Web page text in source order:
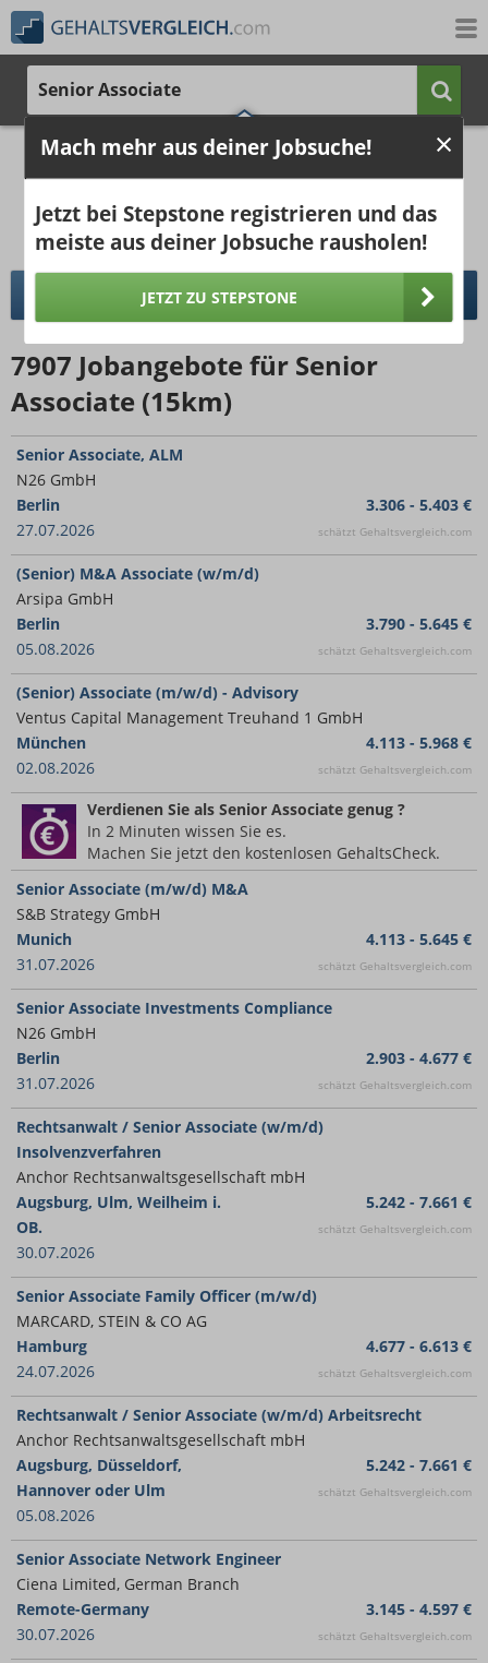
Ergebnisse verbessern -
jetzt Ort hinzufügen!
Ort hinzufügen
Senior Associate
4.846 € 7.933 €
Bruttogehalt bei 40 Wochenstunden.
pro Jahr pro Monat
DETAILLIERTER GEHALTSVERGLEICH
7907 Jobangebotefür Senior
Associate (15km)
Senior Associate, ALM
N26 GmbH
Berlin
27.07.2026
3.306 - 5.403 €
schätzt Gehaltsvergleich.com
(Senior) M&A Associate (w/m/d)
Arsipa GmbH
Berlin
05.08.2026
3.790 - 5.645 €
schätzt Gehaltsvergleich.com
(Senior) Associate (m/w/d) - Advisory
Ventus Capital Management Treuhand 1 GmbH
München
02.08.2026
4.113 - 5.968 €
schätzt Gehaltsvergleich.com
Verdienen Sie als Senior Associate genug ?
In 2 Minuten wissen Sie es.
Machen Sie jetzt den kostenlosen GehaltsCheck.
Senior Associate (m/w/d) M&A
S&B Strategy GmbH
Munich
31.07.2026
4.113 - 5.645 €
schätzt Gehaltsvergleich.com
Senior Associate Investments Compliance
N26 GmbH
Berlin
31.07.2026
2.903 - 4.677 €
schätzt Gehaltsvergleich.com
Rechtsanwalt / Senior Associate (w/m/d)
Insolvenzverfahren
Anchor Rechtsanwaltsgesellschaft mbH
Augsburg, Ulm, Weilheim i.
OB.
30.07.2026
5.242 - 7.661 €
schätzt Gehaltsvergleich.com
Senior Associate Family Officer (m/w/d)
MARCARD, STEIN & CO AG
Hamburg
24.07.2026
4.677 - 6.613 €
schätzt Gehaltsvergleich.com
Rechtsanwalt / Senior Associate (w/m/d) Arbeitsrecht
Anchor Rechtsanwaltsgesellschaft mbH
Augsburg, Düsseldorf,
Hannover oder Ulm
05.08.2026
5.242 - 7.661 €
schätzt Gehaltsvergleich.com
Senior Associate Network Engineer
Ciena Limited, German Branch
Remote-Germany
30.07.2026
3.145 - 4.597 €
schätzt Gehaltsvergleich.com
Mach mehr aus deiner Jobsuche!
Jetzt bei Stepstone registrieren und das
meiste aus deiner Jobsuche rausholen!
JETZT ZU STEPSTONE